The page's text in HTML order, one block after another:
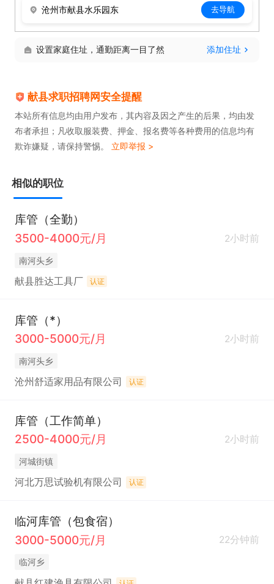
沧州市献县水乐园东 去导航
设置家庭住址，通勤距离一目了然 添加住址
献县求职招聘网安全提醒
本站所有信息均由用户发布，其内容及因之产生的后果，均由发
布者承担；凡收取服装费、押金、报名费等各种费用的信息均有
欺诈嫌疑，请保持警惕。 立即举报 >
相似的职位
库管（全勤）
3500-4000元/月
2小时前
南河头乡
献县胜达工具厂 认证
库管（*）
3000-5000元/月
2小时前
南河头乡
沧州舒适家用品有限公司 认证
库管（工作简单）
2500-4000元/月
2小时前
河城街镇
河北万思试验机有限公司 认证
临河库管（包食宿）
3000-5000元/月
22分钟前
临河乡